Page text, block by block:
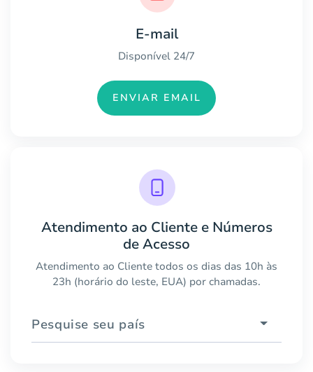
E-mail
Disponível 24/7
ENVIAR EMAIL
Atendimento ao Cliente e Números
de Acesso
Atendimento ao Cliente todos os dias das 10h às
23h (horário do leste, EUA) por chamadas.
Pesquise seu país